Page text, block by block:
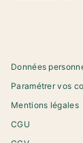
Données
Paramétrer vos
Mentions légales
CGU